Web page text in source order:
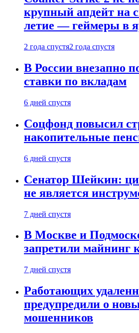
крупный апдейт на
летие — геймеры в
2 года спустя2 года спустя
В России внезапно
ставки по вкладам
6 дней спустя
Соцфонд повысил
накопительные
6 дней спустя
Сенатор Шейкин:
не является
7 дней спустя
В Москве и
запретили майнинг
7 дней спустя
Работающих
предупредили о
мошенников